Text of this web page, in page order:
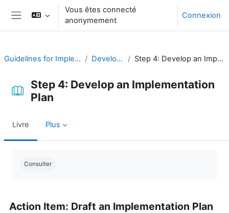
Passer au contenu principal
Panneau latéral
Vous êtes connecté
anonymement
Connexion
Guidelines for Implementing CAP Develop a Plan Step 4: Develop an Implementation Plan
Step 4: Develop an Implementation
Plan
Livre Plus
Consulter
Action Item: Draft an Implementation Plan